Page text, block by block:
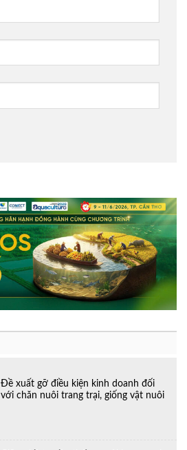
Đề xuất gỡ điều kiện kinh doanh đối
với chăn nuôi trang trại, giống vật nuôi